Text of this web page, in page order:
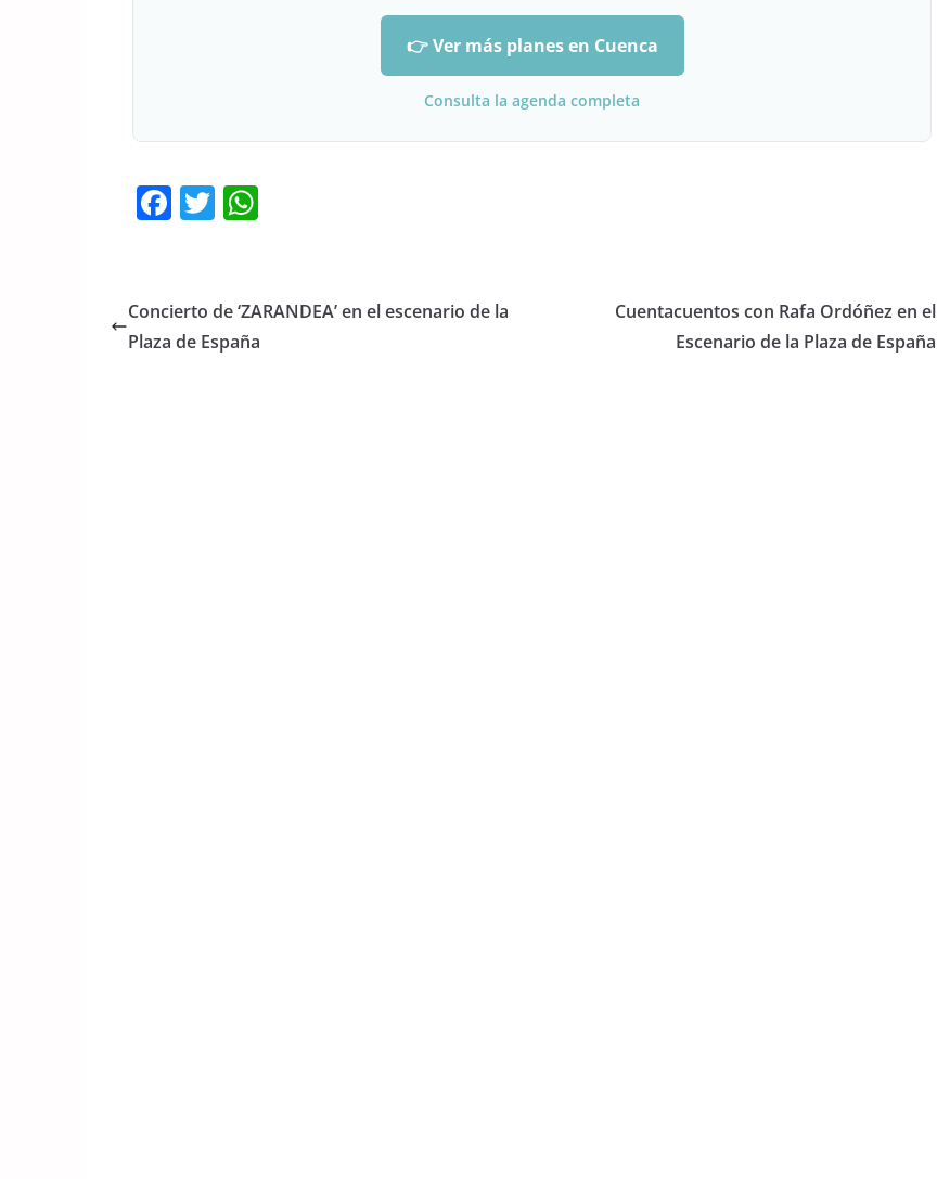
👉 Ver más planes en Cuenca
Consulta la agenda completa
F
e
b
T
er s
A
Concierto de ‘ZARANDEA’ en el escenario de la
Plaza de España
Cuentacuentos con Rafa Ordóñez en el
Escenario de la Plaza de España